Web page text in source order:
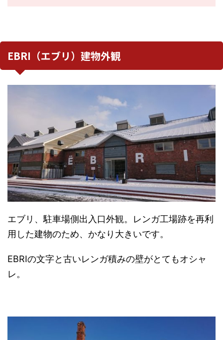
EBRI（エブリ）建物外観
エブリ、駐車場側出入口外観。レンガ工場跡を再利
用した建物のため、かなり大きいです。
EBRIの文字と古いレンガ積みの壁がとてもオシャ
レ。